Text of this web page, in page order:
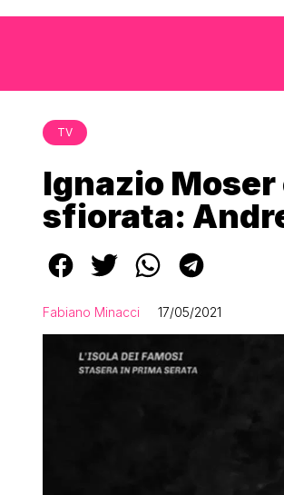
TV
Ignazio
sfiorata:
Fabiano Minacci 17/05/2021